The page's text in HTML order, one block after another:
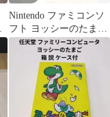
Nintendo ファミコンソ
フト ヨッシーのたまご
(動作確認済)